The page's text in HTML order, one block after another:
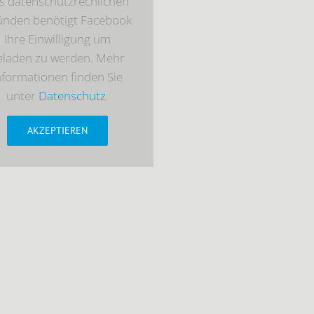
benötigt Facebook
Ihre Einwilligung um
zu werden. Mehr
finden Sie
unter Datenschutz.
AKZEPTIEREN